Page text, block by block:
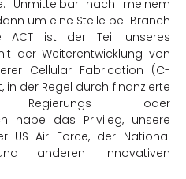
Unmittelbar nach meinem
um eine Stelle bei Branch
ACT ist der Teil unseres
der Weiterentwicklung von
Cellular Fabrication (C-
der Regel durch finanzierte
Regierungs- oder
habe das Privileg, unsere
US Air Force, der National
anderen innovativen